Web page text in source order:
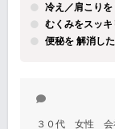
冷え／肩こり
むくみをスッ
便秘を 解消し
３０代 女性 会